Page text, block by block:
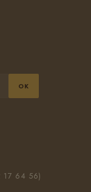
OK
17 64 56)